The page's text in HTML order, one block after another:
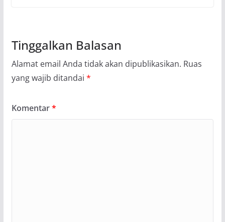
Tinggalkan Balasan
Alamat email Anda tidak akan dipublikasikan. Ruas
yang wajib ditandai *
Komentar*